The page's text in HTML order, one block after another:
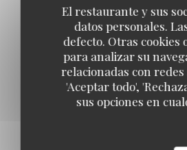
El restaurante y sus
datos personales.
defecto. Otras cookies
para analizar su
relacionadas con
'Aceptar todo',
sus opciones en
Nos pâtes de qualité supérieure
SPAGHETTI
Œuf, guanciale, pecorino, poivre